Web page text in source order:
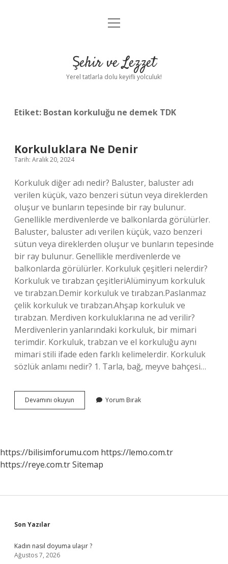
Anasayfa
Yasal Uyarı
menüyü
Şehir ve Lezzet
Yerel tatlarla dolu keyifli yolculuk!
Etiket: Bostan korkuluğu ne demek TDK
Korkuluklara Ne Denir
Tarih: Aralık 20, 2024
Korkuluk diğer adı nedir? Baluster, baluster adı
verilen küçük, vazo benzeri sütun veya direklerden
oluşur ve bunların tepesinde bir ray bulunur.
Genellikle merdivenlerde ve balkonlarda görülürler.
Baluster, baluster adı verilen küçük, vazo benzeri
sütun veya direklerden oluşur ve bunların tepesinde
bir ray bulunur. Genellikle merdivenlerde ve
balkonlarda görülürler. Korkuluk çeşitleri nelerdir?
Korkuluk ve tırabzan çeşitleriAlüminyum korkuluk
ve tırabzan.Demir korkuluk ve tırabzan.Paslanmaz
çelik korkuluk ve tırabzan.Ahşap korkuluk ve
tırabzan. Merdiven korkuluklarına ne ad verilir?
Merdivenlerin yanlarındaki korkuluk, bir mimari
terimdir. Korkuluk, trabzan ve el korkuluğu aynı
mimari stili ifade eden farklı kelimelerdir. Korkuluk
sözlük anlamı nedir? 1. Tarla, bağ, meyve bahçesi…
Devamını okuyun Korkuluklara
Ne
Yorum Bırak
https://bilisimforumu.com https://lemo.com.tr
https://reye.com.trSitemap
Sidebar
Son Yazılar
Kadın nasıl doyuma ulaşır ?
Ağustos 7, 2026